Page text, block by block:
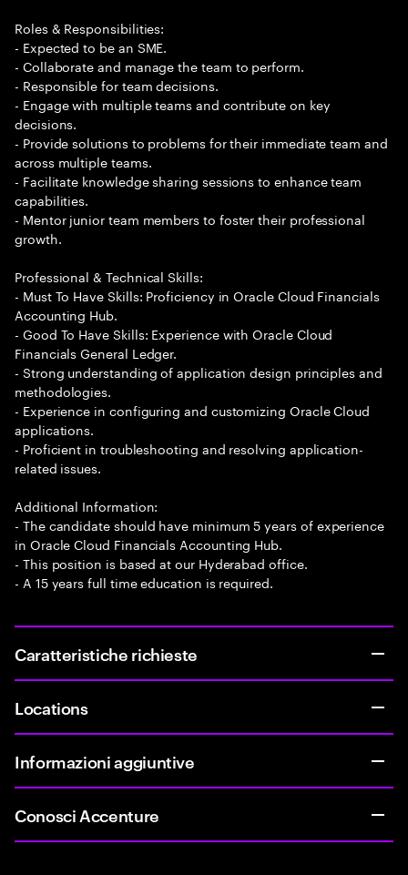
Roles & Responsibilities:
- Expected to be an SME.
- Collaborate and manage the team to perform.
- Responsible for team decisions.
- Engage with multiple teams and contribute on key
decisions.
- Provide solutions to problems for their immediate team and
across multiple teams.
- Facilitate knowledge sharing sessions to enhance team
capabilities.
- Mentor junior team members to foster their professional
growth.
Professional & Technical Skills:
- Must To Have Skills: Proficiency in Oracle Cloud Financials
Accounting Hub.
- Good To Have Skills: Experience with Oracle Cloud
Financials General Ledger.
- Strong understanding of application design principles and
methodologies.
- Experience in configuring and customizing Oracle Cloud
applications.
- Proficient in troubleshooting and resolving application-
related issues.
Additional Information:
- The candidate should have minimum 5 years of experience
in Oracle Cloud Financials Accounting Hub.
- This position is based at our Hyderabad office.
- A 15 years full time education is required.
Caratteristiche richieste
Locations
Informazioni aggiuntive
Conosci Accenture